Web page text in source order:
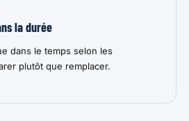
la durée
dans le temps selon les
plutôt que remplacer.